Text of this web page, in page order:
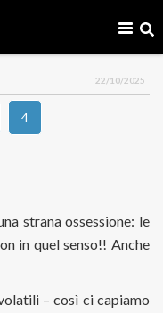
22/10/2025
4
strana ossessione: le
in quel senso!! Anche
– così ci capiamo